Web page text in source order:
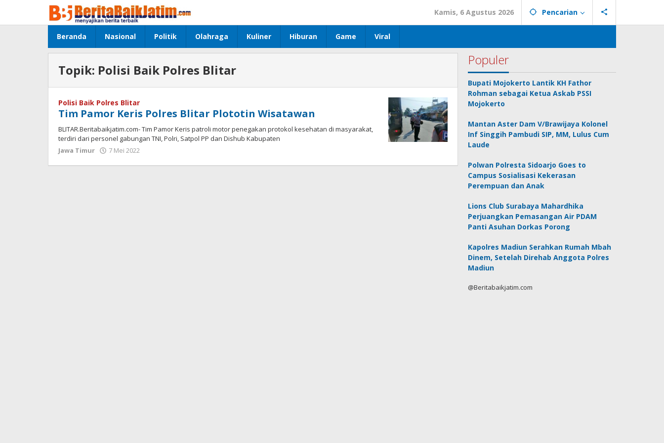
konten
Kamis, 6 Agustus 2026 Pencarian
Beranda Nasional Politik Olahraga Kuliner Hiburan Game Viral
Topik: Polisi Baik Polres Blitar
Polisi Baik Polres Blitar
Tim Pamor Keris Polres Blitar Plototin Wisatawan
BLITAR.Beritabaikjatim.com- Tim Pamor Keris patroli motor penegakan protokol kesehatan di masyarakat,
terdiri dari personel gabungan TNI, Polri, Satpol PP dan Dishub Kabupaten
Jawa Timur
7 Mei 2022
Populer
Bupati Mojokerto Lantik KH Fathor
Rohman sebagai Ketua Askab PSSI
Mojokerto
Mantan Aster Dam V/Brawijaya Kolonel
Inf Singgih Pambudi SIP, MM, Lulus Cum
Laude
Polwan Polresta Sidoarjo Goes to
Campus Sosialisasi Kekerasan
Perempuan dan Anak
Lions Club Surabaya Mahardhika
Perjuangkan Pemasangan Air PDAM
Panti Asuhan Dorkas Porong
Kapolres Madiun Serahkan Rumah Mbah
Dinem, Setelah Direhab Anggota Polres
Madiun
@Beritabaikjatim.com